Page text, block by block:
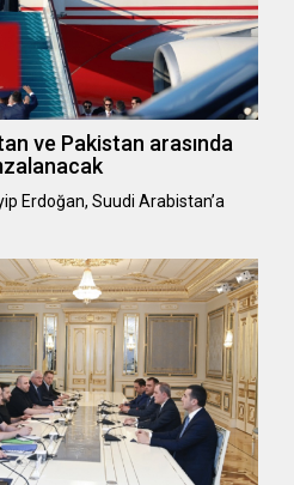
ve Pakistan arasında
Erdoğan, Suudi Arabistan’a